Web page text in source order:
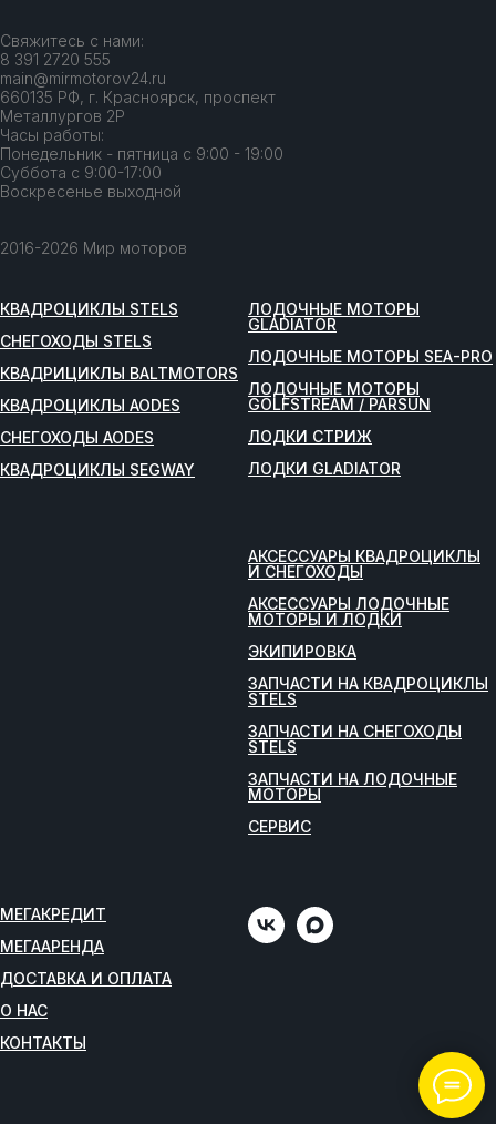
Свяжитесь с нами:
8 391 2720 555
main@mirmotorov24.ru
660135 РФ, г. Красноярск, проспект
Металлургов 2Р
Часы работы:
Понедельник - пятница с 9:00 - 19:00
Суббота с 9:00-17:00
Воскресенье выходной
2016-2026 Мир моторов
КВАДРОЦИКЛЫ STELS
СНЕГОХОДЫ STELS
КВАДРИЦИКЛЫ BALTMOTORS
КВАДРОЦИКЛЫ AODES
СНЕГОХОДЫ AODES
КВАДРОЦИКЛЫ SEGWAY
ЛОДОЧНЫЕ МОТОРЫ
GLADIATOR
ЛОДОЧНЫЕ МОТОРЫ SEA-PRO
ЛОДОЧНЫЕ МОТОРЫ
GOLFSTREAM / PARSUN
ЛОДКИ СТРИЖ
ЛОДКИ GLADIATOR
АКСЕССУАРЫ КВАДРОЦИКЛЫ
И СНЕГОХОДЫ
АКСЕССУАРЫ ЛОДОЧНЫЕ
МОТОРЫ И ЛОДКИ
ЭКИПИРОВКА
ЗАПЧАСТИ НА КВАДРОЦИКЛЫ
STELS
ЗАПЧАСТИ НА СНЕГОХОДЫ
STELS
ЗАПЧАСТИ НА ЛОДОЧНЫЕ
МОТОРЫ
СЕРВИС
МЕГАКРЕДИТ
МЕГААРЕНДА
ДОСТАВКА И ОПЛАТА
О НАС
КОНТАКТЫ